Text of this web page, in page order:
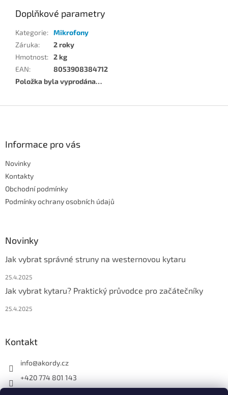
Doplňkové parametry
Kategorie: Mikrofony
Záruka:
2 roky
Hmotnost: 2 kg
EAN:
8053908384712
Položka byla vyprodána…
Informace pro vás
Novinky
Kontakty
Obchodní podmínky
Podmínky ochrany osobních údajů
Novinky
Jak vybrat správné struny na westernovou kytaru
25.4.2025
Jak vybrat kytaru? Praktický průvodce pro začátečníky
25.4.2025
Kontakt
info@akordy.cz
+420 774 801 143